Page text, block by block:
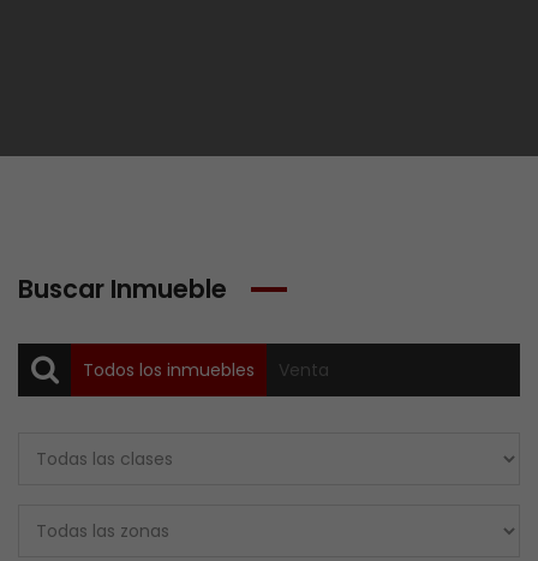
Buscar Inmueble
Todos los inmuebles Venta